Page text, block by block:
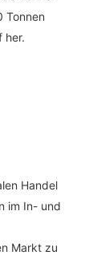
Tonnen
her.
Handel
im In- und
Markt zu